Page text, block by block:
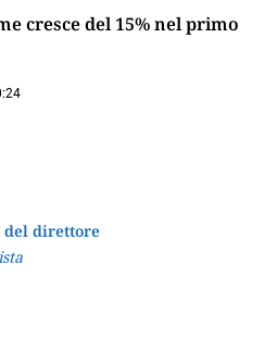
cresce del 15% nel primo
del direttore